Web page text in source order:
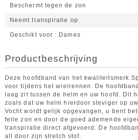
Beschermt tegen de zon
Neemt transpiratie op
Geschikt voor Dames
Productbeschrijving
Deze hoofdband van het kwaliteitsmerk
voor tijdens het wielrennen. De
laag zit tussen de helm en uw hoofd. Dit
zoals dat uw helm hierdoor steviger op
Vocht wordt gelijk opgevangen, u bent
felle zon en door de goed ademende
transpiratie direct afgevoerd. De
all door zijn stretch stof.